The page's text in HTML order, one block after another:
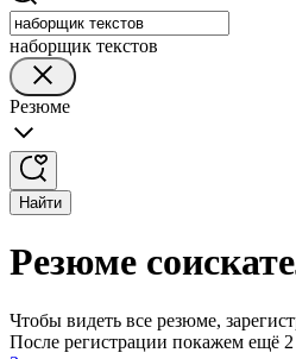
наборщик текстов
Резюме
Найти
Резюме
Чтобы видеть все резюме,
После регистрации покажем ещё